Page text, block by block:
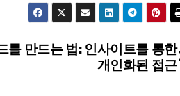
를 만드는 법: 인사이트를 통한
개인화된 접근